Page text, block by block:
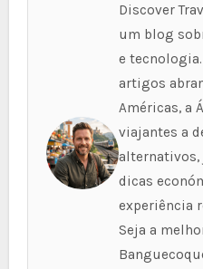
Discover
um blog
e
artigos
Américas, a
viajantes a
alternativos,
dicas
experiência
Seja a